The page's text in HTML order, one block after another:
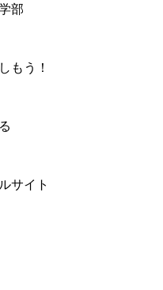
部
もう！
サイト